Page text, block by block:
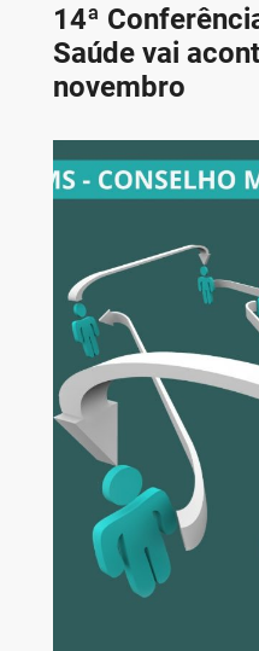
14ª
Saúde vai
novembro